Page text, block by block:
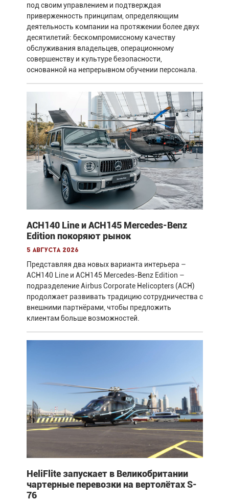
под своим управлением и подтверждая
приверженность принципам, определяющим
деятельность компании на протяжении более двух
десятилетий: бескомпромиссному качеству
обслуживания владельцев, операционному
совершенству и культуре безопасности,
основанной на непрерывном обучении персонала.
ACH140 Line и ACH145 Mercedes-Benz
Edition покоряют рынок
5 августа 2026
Представляя два новых варианта интерьера –
ACH140 Line и ACH145 Mercedes-Benz Edition –
подразделение Airbus Corporate Helicopters (ACH)
продолжает развивать традицию сотрудничества с
внешними партнёрами, чтобы предложить
клиентам больше возможностей.
HeliFlite запускает в Великобритании
чартерные перевозки на вертолётах S-
76